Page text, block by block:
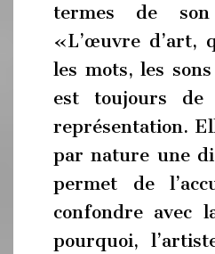
termes de
«L’œuvre d’art,
les mots, les
est toujours de
représentation.
par nature une
permet de
confondre avec
pourquoi,